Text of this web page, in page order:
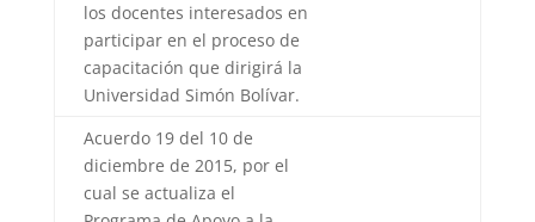
los docentes interesados en
participar en el proceso de
capacitación que dirigirá la
Universidad Simón Bolívar.
Acuerdo 19 del 10 de
diciembre de 2015, por el
cual se actualiza el